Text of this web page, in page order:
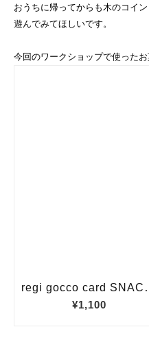
おうちに帰ってからも木のコイ
遊んでみてほしいです。
今回のワークショップで使ったお